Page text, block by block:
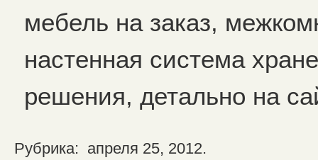
мебель на заказ,
настенная система
решения, детально на
Рубрика: апреля 25, 2012.